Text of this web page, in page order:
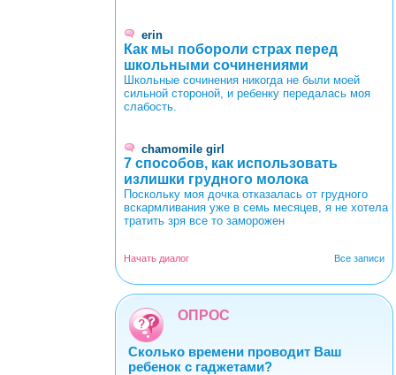
erin
Как мы побороли страх перед
школьными сочинениями
Школьные сочинения никогда не были моей
сильной стороной, и ребенку передалась моя
слабость.
chamomile girl
7 способов, как использовать
излишки грудного молока
Поскольку моя дочка отказалась от грудного
вскармливания уже в семь месяцев, я не хотела
тратить зря все то заморожен
Все записи
Начать диалог
ОПРОС
Сколько времени проводит Ваш
ребенок с гаджетами?